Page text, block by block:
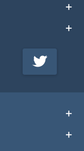
Twitter